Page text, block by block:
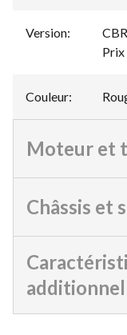
Version:
Prix
Couleur:
Moteur et
Châssis et